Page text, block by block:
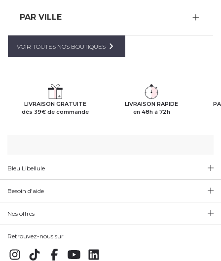
PAR VILLE
VOIR TOUTES NOS BOUTIQUES
LIVRAISON GRATUITE
dès 39€ de commande
LIVRAISON RAPIDE
en 48h à 72h
Bleu Libellule
Besoin d'aide
Nos offres
Retrouvez-nous sur